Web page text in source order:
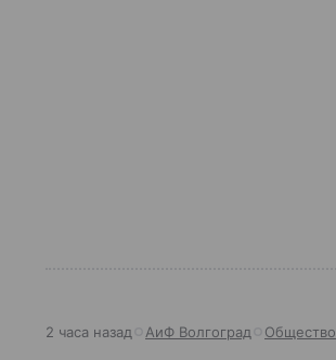
2 часа назад АиФ Волгоград Общество